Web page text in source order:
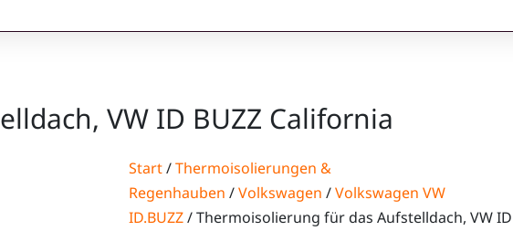
VW ID BUZZ California
Start/Thermoisolierungen &
Regenhauben /Volkswagen /Volkswagen VW
ID.BUZZ/ Thermoisolierung für das Aufstelldach, VW ID